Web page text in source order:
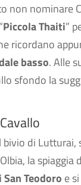
non nominare
Piccola Thaiti”
ricordano
basso. Alle
sfondo la
bivio di
la spiaggia
Teodoro e